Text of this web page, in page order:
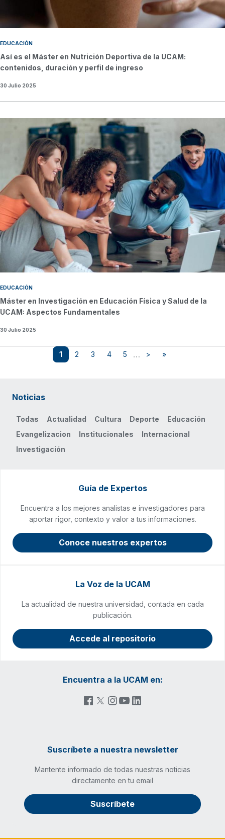
EDUCACIÓN
Así es el Máster en Nutrición Deportiva de la UCAM:
contenidos, duración y perfil de ingreso
30 Julio 2025
EDUCACIÓN
Máster en Investigación en Educación Física y Salud de la
UCAM: Aspectos Fundamentales
30 Julio 2025
Página actual
1
Page
2
Page
3
Page
4
Page
5 … Siguiente página
>
Última página
»
Noticias
Todas Actualidad Cultura Deporte
Educación
Evangelizacion
Institucionales
Internacional
Investigación
Guía de Expertos
Encuentra a los mejores analistas e investigadores para
aportar rigor, contexto y valor a tus informaciones.
Conoce nuestros expertos
La Voz de la UCAM
La actualidad de nuestra universidad, contada en cada
publicación.
Accede al repositorio
Encuentra a la UCAM en:
Suscríbete a nuestra newsletter
Mantente informado de todas nuestras noticias
directamente en tu email
Suscríbete